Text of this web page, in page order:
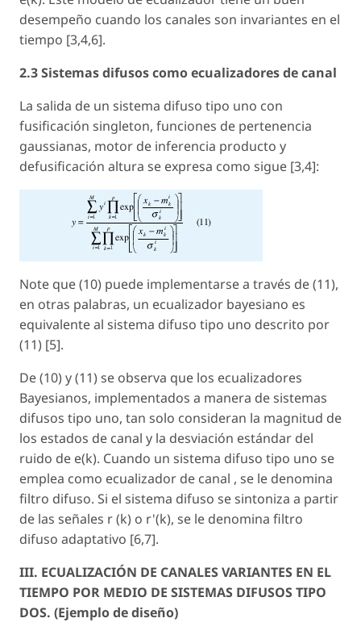
desempeño cuando los canales son invariantes en el
tiempo [3,4,6].
2.3 Sistemas difusos como ecualizadores de canal
La salida de un sistema difuso tipo uno con
fusificación singleton, funciones de pertenencia
gaussianas, motor de inferencia producto y
defusificación altura se expresa como sigue [3,4]:
Note que (10) puede implementarse a través de (11),
en otras palabras, un ecualizador bayesiano es
equivalente al sistema difuso tipo uno descrito por
(11) [5].
De (10) y (11) se observa que los ecualizadores
Bayesianos, implementados a manera de sistemas
difusos tipo uno, tan solo consideran la magnitud de
los estados de canal y la desviación estándar del
ruido de e(k). Cuando un sistema difuso tipo uno se
emplea como ecualizador de canal , se le denomina
filtro difuso. Si el sistema difuso se sintoniza a partir
de las señales r (k) o r'(k), se le denomina filtro
difuso adaptativo [6,7].
III. ECUALIZACIÓN DE CANALES VARIANTES EN EL
TIEMPO POR MEDIO DE SISTEMAS DIFUSOS TIPO
DOS. (Ejemplo de diseño)